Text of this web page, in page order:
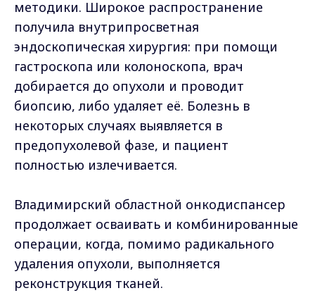
методики. Широкое распространение
получила внутрипросветная
эндоскопическая хирургия: при помощи
гастроскопа или колоноскопа, врач
добирается до опухоли и проводит
биопсию, либо удаляет её. Болезнь в
некоторых случаях выявляется в
предопухолевой фазе, и пациент
полностью излечивается.
Владимирский областной онкодиспансер
продолжает осваивать и комбинированные
операции, когда, помимо радикального
удаления опухоли, выполняется
реконструкция тканей.